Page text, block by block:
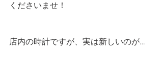
くださいませ！
店内の時計ですが、実は新しいのが…